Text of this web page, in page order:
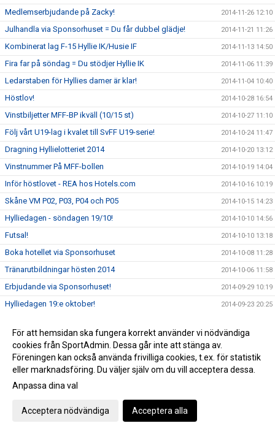
Medlemserbjudande på Zacky! 2014-11-26 12:10
Julhandla via Sponsorhuset = Du får dubbel glädje! 2014-11-21 11:26
Kombinerat lag F-15 Hyllie IK/Husie IF 2014-11-13 14:50
Fira far på söndag = Du stödjer Hyllie IK 2014-11-06 11:39
Ledarstaben för Hyllies damer är klar! 2014-11-04 10:40
Höstlov! 2014-10-28 16:54
Vinstbiljetter MFF-BP ikväll (10/15 st) 2014-10-27 11:10
Följ vårt U19-lag i kvalet till SvFF U19-serie! 2014-10-24 11:47
Dragning Hyllielotteriet 2014 2014-10-20 13:12
Vinstnummer På MFF-bollen 2014-10-19 14:04
Inför höstlovet - REA hos Hotels.com 2014-10-16 10:19
Skåne VM P02, P03, P04 och P05 2014-10-15 14:23
Hylliedagen - söndagen 19/10! 2014-10-10 14:56
Futsal! 2014-10-10 13:18
Boka hotellet via Sponsorhuset 2014-10-08 11:28
Tränarutbildningar hösten 2014 2014-10-06 11:58
Erbjudande via Sponsorhuset! 2014-09-29 10:19
Hylliedagen 19:e oktober! 2014-09-23 20:25
pengar!
Nu startar Hyllie Akademin! 2014-09-10 15:44
Uppskjutna matcher 2014-09-10 09:06
Rösta på vår Megan Berg Nobeus i Lokaltidningen
Limhamn!
Vi minns Bernard Croze!
För att hemsidan ska fungera korrekt använder vi nödvändiga
cookies från SportAdmin. Dessa går inte att stänga av.
Föreningen kan också använda frivilliga cookies, t.ex. för statistik
eller marknadsföring. Du väljer själv om du vill acceptera dessa.
Anpassa dina val
Acceptera nödvändiga Acceptera alla